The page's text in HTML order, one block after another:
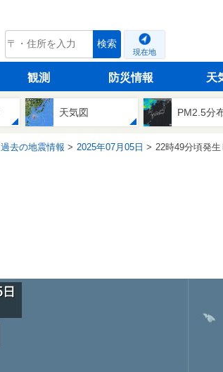
tenki.jp 検索
現在地
観測 防災情報 天
天気図 PM2.5分
過去の地震情報 2025年07月05日 22時49分頃発